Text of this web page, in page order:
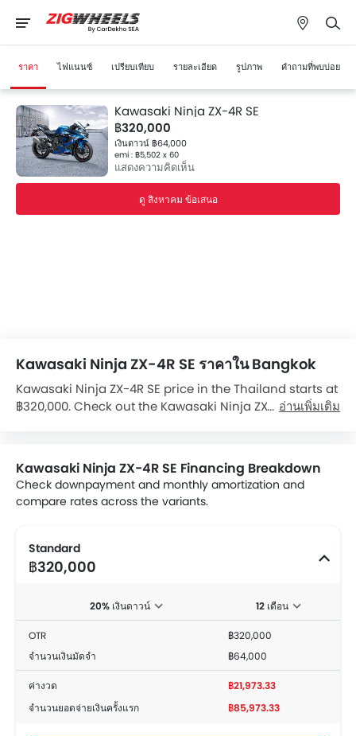
ราคา ไฟแนนซ์ เปรียบเทียบ รายละเอียด รูปภาพ คำถามที่พบบ่อย
Kawasaki Ninja ZX-4R SE
฿320,000
เงินดาวน์ ฿64,000
emi : ฿5,502 x 60
แสดงความคิดเห็น
ดู สิงหาคม ข้อเสนอ
Kawasaki Ninja ZX-4R SE ราคาใน Bangkok
Kawasaki Ninja ZX-4R SE price in the Thailand starts at
฿320,000. Check out the Kawasaki Ninja ZX-4R SE
quotes from authorised Kawasaki dealerships.
อ่านเพิ่มเติม
Kawasaki Ninja ZX-4R SE Financing Breakdown
Check downpayment and monthly amortization and
compare rates across the variants.
Standard
฿320,000
20% เงินดาวน์ 12 เดือน
OTR
฿320,000
จำนวนเงินมัดจำ
฿64,000
ค่างวด
฿21,973.33
จำนวนยอดจ่ายเงินครั้งแรก
฿85,973.33